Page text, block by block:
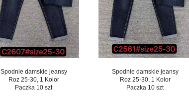
Spodnie damskie jeansy
Roz 25-30, 1 Kolor
Paczka 10 szt
Spodnie damskie jeansy
Roz 25-30, 1 Kolor
Paczka 10 szt